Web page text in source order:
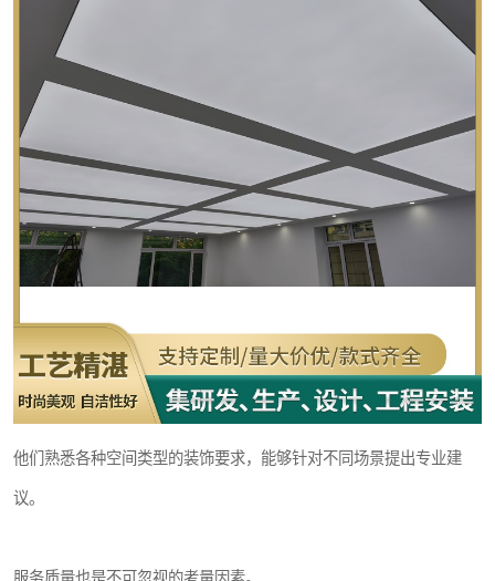
他们熟悉各种空间类型的装饰要求，能够针对不同场景提出专业建
议。
服务质量也是不可忽视的考量因素。